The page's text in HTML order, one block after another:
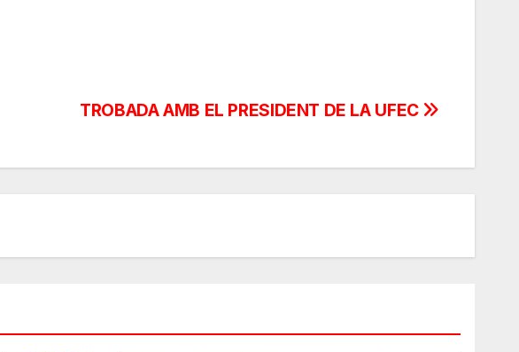
TROBADA AMB EL PRESIDENT DE LA UFEC